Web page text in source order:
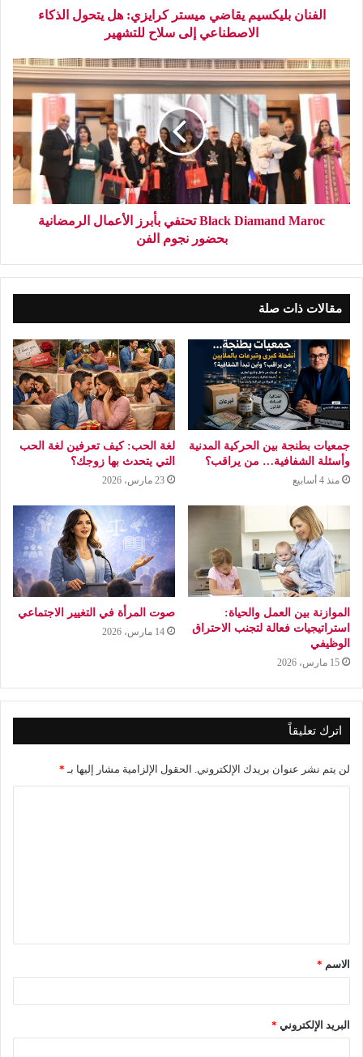
الفنان بليكسيم يقاضي ميستر كرايزي: هل يتحول الذكاء
الاصطناعي إلى سلاح للتشهير
Black Diamand Maroc تحتفي بأبرز الأعمال الرمضانية
بحضور نجوم الفن
مقالات ذات صلة
جمعيات بطنجة بين الحركية المدنية
وأسئلة الشفافية… من يراقب؟
منذ 4 أسابيع
لغة الحب: كيف تعرفين لغة الحب
التي يتحدث بها زوجك؟
23 مارس، 2026
الموازنة بين العمل والحياة:
استراتيجيات فعالة لتجنب الاحتراق
الوظيفي
15 مارس، 2026
صوت المرأة في التغيير الاجتماعي
14 مارس، 2026
اترك تعليقاً
لن يتم نشر عنوان بريدك الإلكتروني. الحقول الإلزامية مشار إليها بـ *
ق
*الاسم *
البريد الإلكتروني *